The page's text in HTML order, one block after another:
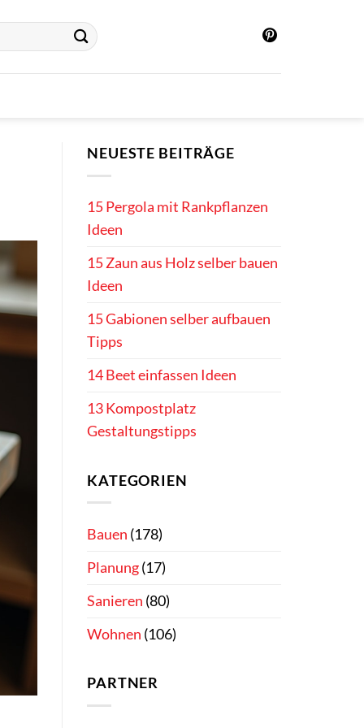
NEUESTE BEITRÄGE
15 Pergola mit Rankpflanzen
Ideen
15 Zaun aus Holz selber bauen
Ideen
15 Gabionen selber aufbauen
Tipps
14 Beet einfassen Ideen
13 Kompostplatz
Gestaltungstipps
KATEGORIEN
Bauen (178)
Planung(17)
Sanieren (80)
Wohnen (106)
PARTNER